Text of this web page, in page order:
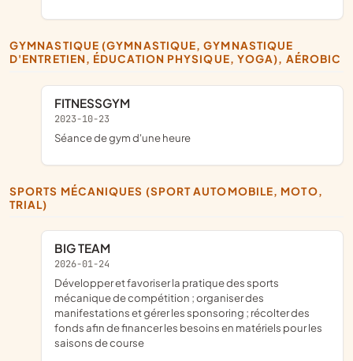
GYMNASTIQUE (GYMNASTIQUE, GYMNASTIQUE
D'ENTRETIEN, ÉDUCATION PHYSIQUE, YOGA), AÉROBIC
FITNESSGYM
2023-10-23
séance de gym d'une heure
SPORTS MÉCANIQUES (SPORT AUTOMOBILE, MOTO,
TRIAL)
BIG TEAM
2026-01-24
développer et favoriser la pratique des sports
mécanique de compétition ; organiser des
manifestations et gérer les sponsoring ; récolter des
fonds afin de financer les besoins en matériels pour les
saisons de course